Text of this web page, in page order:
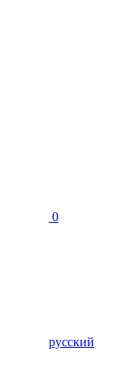
0
pусский